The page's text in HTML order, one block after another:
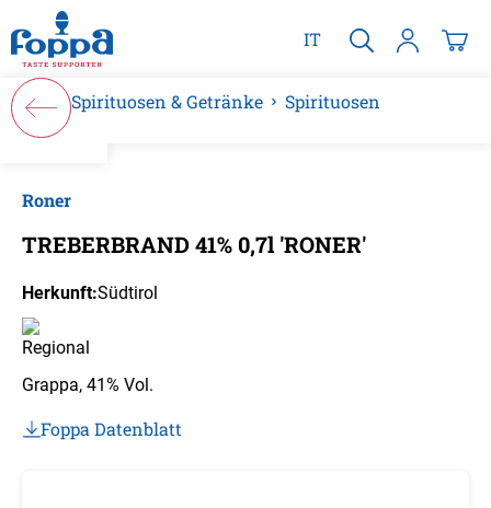
springen
IT
Spirituosen & Getränke Spirituosen
Roner
TREBERBRAND 41% 0,7l 'RONER'
Herkunft:Südtirol
Grappa, 41% Vol.
Foppa Datenblatt